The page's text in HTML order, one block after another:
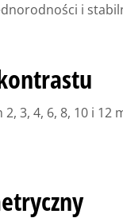
i
3, 4, 6, 8, 10 i